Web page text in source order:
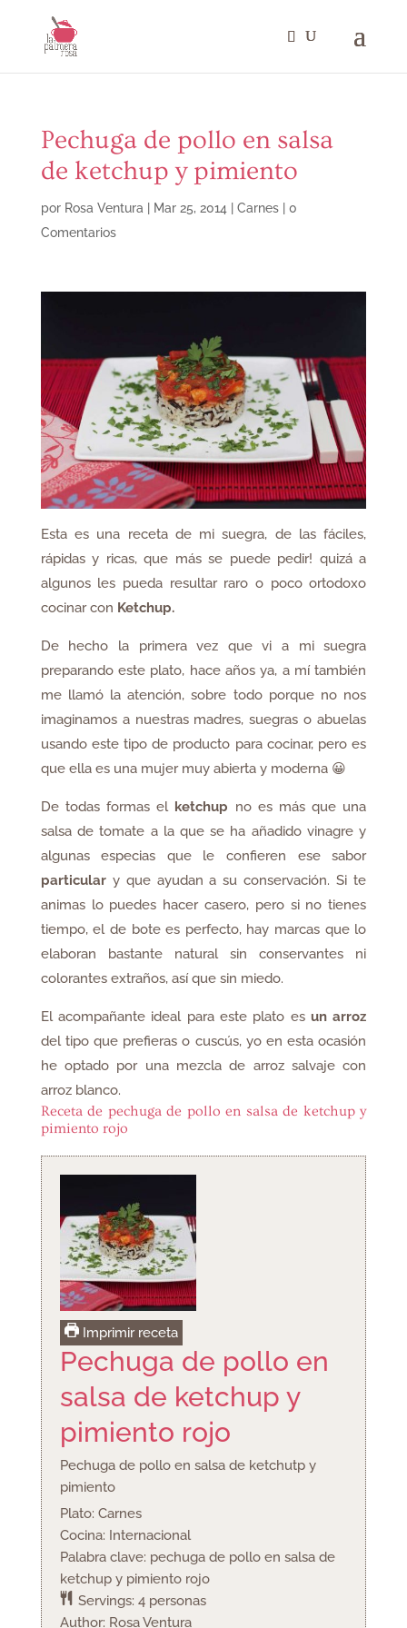
Pechuga de pollo en salsa
de ketchup y pimiento
por Rosa Ventura Mar 25, 2014 Carnes| 0
Comentarios
Esta es una receta de mi suegra, de las fáciles,
rápidas y ricas, que más se puede pedir! quizá a
algunos les pueda resultar raro o poco ortodoxo
cocinar con Ketchup.
De hecho la primera vez que vi a mi suegra
preparando este plato, hace años ya, a mí también
me llamó la atención, sobre todo porque no nos
imaginamos a nuestras madres, suegras o abuelas
usando este tipo de producto para cocinar, pero es
que ella es una mujer muy abierta y moderna 😀
De todas formas el ketchup no es más que una
salsa de tomate a la que se ha añadido vinagre y
algunas especias que le confieren ese sabor
particulary que ayudan a su conservación. Si te
animas lo puedes hacer casero, pero si no tienes
tiempo, el de bote es perfecto, hay marcas que lo
elaboran bastante natural sin conservantes ni
colorantes extraños, así que sin miedo.
El acompañante ideal para este plato esun arroz
del tipo que prefieras o cuscús, yo en esta ocasión
he optado por una mezcla de arroz salvaje con
arroz blanco.
Receta de pechuga de pollo en salsa de ketchup y
pimiento rojo
Imprimir receta
Pechuga de pollo en
salsa de ketchup y
pimiento rojo
Pechuga de pollo en salsa de ketchutp y
pimiento
Plato: Carnes
Cocina: Internacional
Palabra clave: pechuga de pollo en salsa de
ketchup y pimiento rojo
Servings: 4 personas
Author: Rosa Ventura